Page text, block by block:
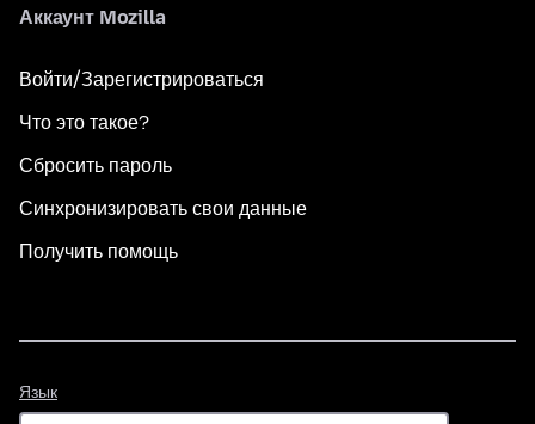
Аккаунт Mozilla
Войти/Зарегистрироваться
Что это такое?
Сбросить пароль
Синхронизировать свои данные
Получить помощь
Язык